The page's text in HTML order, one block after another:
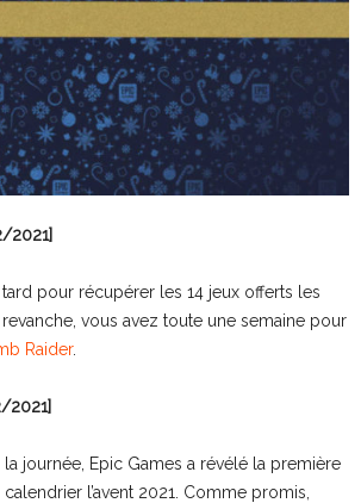
2021]
tard pour récupérer les 14 jeux offerts les
vous avez toute une semaine pour
Raider.
2021]
journée, Epic Games a révélé la première
l’avent 2021. Comme promis,